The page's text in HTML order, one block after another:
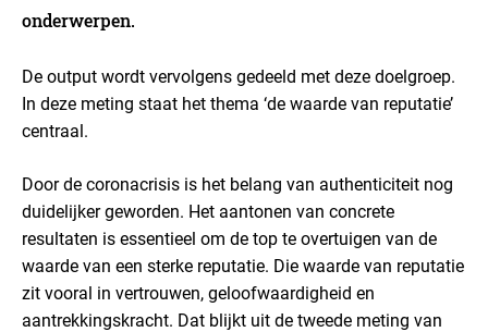
onderwerpen.
De output wordt vervolgens gedeeld met deze doelgroep.
In deze meting staat het thema ‘de waarde van reputatie’
centraal.
Door de coronacrisis is het belang van authenticiteit nog
duidelijker geworden. Het aantonen van concrete
resultaten is essentieel om de top te overtuigen van de
waarde van een sterke reputatie. Die waarde van reputatie
zit vooral in vertrouwen, geloofwaardigheid en
aantrekkingskracht. Dat blijkt uit de tweede meting van